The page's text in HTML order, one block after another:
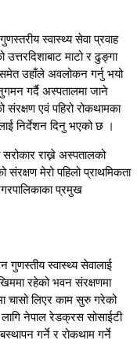
स्वास्थ्य सेवा प्रवाह
माटो र ढुङ्गा
उहाँले अवलोकन गर्नु भयो
गर्दै अस्पतालमा जाने
एवं पहिरो रोकथामका
निर्देशन दिनु भएको छ ।
राख्ने अस्पतालको
संरक्षण मेरो पहिलो प्राथमिकता
प्रमुख
गुणस्तीय स्वास्थ्य सेवालाई
रहेको भवन संरक्षणमा
चासो लिएर काम सुरु गरेको
नेपाल रेडक्रस सोसाईटी
गर्ने र रोकथाम गर्ने